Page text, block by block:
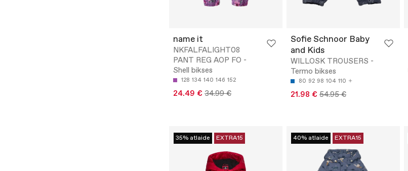
name it
NKFALFALIGHT08
PANT REG AOP FO -
Shell bikses
128 134 140 146 152
24.49 € 34.99 €
Sofie Schnoor Baby
and Kids
WILLOSK TROUSERS -
Termo bikses
80 92 98 104 110
21.98 € 54.95 €
35% atlaide EXTRA15 40% atlaide EXTRA15